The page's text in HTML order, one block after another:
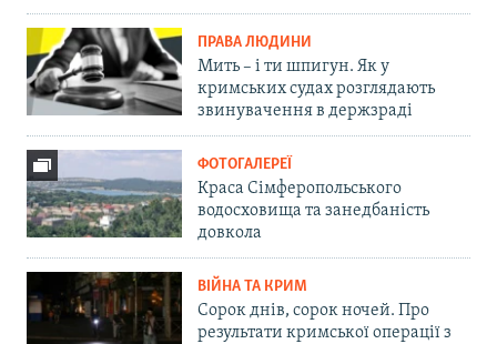
ПРАВА ЛЮДИНИ
Мить – і ти шпигун. Як у
кримських судах розглядають
звинувачення в держзраді
ФОТОГАЛЕРЕЇ
Краса Сімферопольського
водосховища та занедбаність
довкола
ВІЙНА ТА КРИМ
Сорок днів, сорок ночей. Про
результати кримської операції з